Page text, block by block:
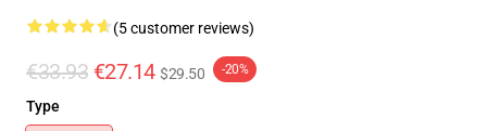
(5 customer reviews)
€33.93 €27.14 $29.50 -20%
Type